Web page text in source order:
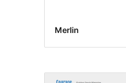
Merlin